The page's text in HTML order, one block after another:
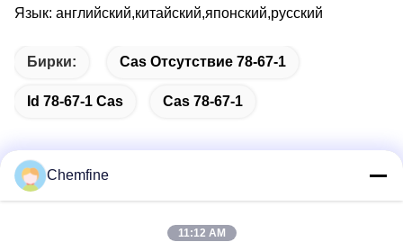
Язык: английский,китайский,японский,русский
Бирки: Cas Отсутствие 78-67-1
Id 78-67-1 Cas Cas 78-67-1
Chemfine
11:12 AM